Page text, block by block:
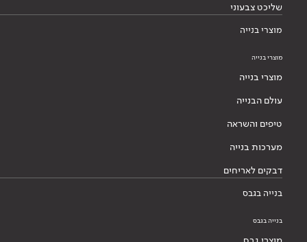
שליכט צבעוני
מוצרי בנייה
מוצרי בנייה
מוצרי בנייה
עולם הבנייה
טיפים והשראה
מערכות בנייה
דבקים לאריחים
בנייה בגבס
בנייה בגבס
מוצרי גבס